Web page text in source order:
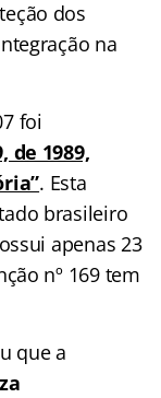
dos
na
foi
de 1989,
. Esta
brasileiro
apenas 23
nº 169 tem
que a